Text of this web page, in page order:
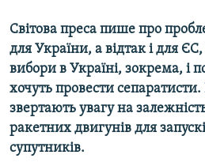
Усі сайти RFE/RL
Світова преса пише про
для України, а відтак і для
вибори в Україні, зокрема, і
хочуть провести
звертають увагу на
ракетних двигунів для
супутників.